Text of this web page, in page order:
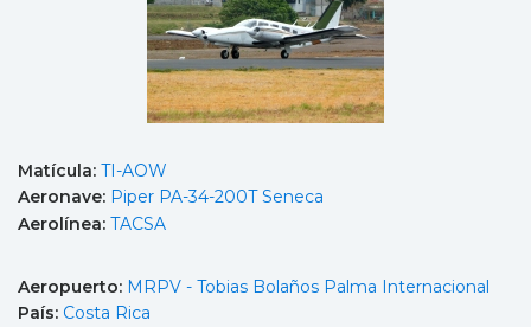
Matícula: TI-AOW
Aeronave: Piper PA-34-200T Seneca
Aerolínea: TACSA
Aeropuerto: MRPV - Tobias Bolaños Palma Internacional
País: Costa Rica